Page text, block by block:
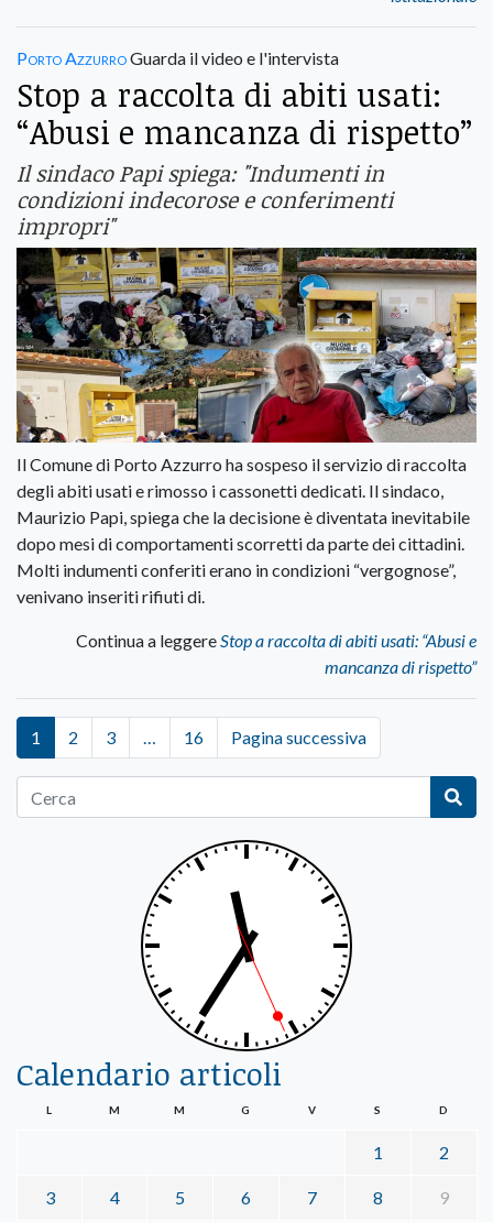
Porto AzzurroGuarda il video e l'intervista
Stop a raccolta di abiti usati:
“Abusi e mancanza di rispetto”
Il sindaco Papi spiega: "Indumenti in
condizioni indecorose e conferimenti
impropri"
Il Comune di Porto Azzurro ha sospeso il servizio di raccolta
degli abiti usati e rimosso i cassonetti dedicati. Il sindaco,
Maurizio Papi, spiega che la decisione è diventata inevitabile
dopo mesi di comportamenti scorretti da parte dei cittadini.
Molti indumenti conferiti erano in condizioni “vergognose”,
venivano inseriti rifiuti di.
Continua a leggereStop a raccolta di abiti usati: “Abusi e
mancanza di rispetto”
1 2 3 … 16 Pagina successiva
Calendario articoli
L M M G V S D
1 2
3 4 5 6 7 8 9